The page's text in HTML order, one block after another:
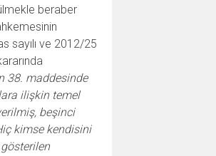
beraber
sayılı ve 2012/25
38. maddesinde
ilişkin temel
beşinci
kimse kendisini